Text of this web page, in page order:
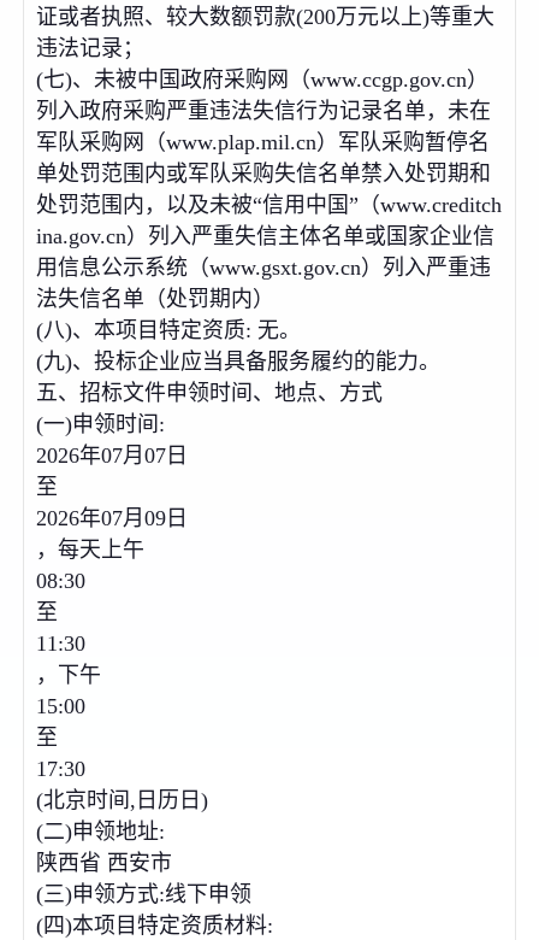
证或者执照、较大数额罚款(200万元以上)等重大
违法记录；
(七)、未被中国政府采购网（www.ccgp.gov.cn）
列入政府采购严重违法失信行为记录名单，未在
军队采购网（www.plap.mil.cn）军队采购暂停名
单处罚范围内或军队采购失信名单禁入处罚期和
处罚范围内，以及未被“信用中国”（www.creditch
ina.gov.cn）列入严重失信主体名单或国家企业信
用信息公示系统（www.gsxt.gov.cn）列入严重违
法失信名单（处罚期内）
(八)、本项目特定资质: 无。
(九)、投标企业应当具备服务履约的能力。
五、招标文件申领时间、地点、方式
(一)申领时间:
2026年07月07日
至
2026年07月09日
，每天上午
08:30
至
11:30
，下午
15:00
至
17:30
(北京时间,日历日)
(二)申领地址:
陕西省 西安市
(三)申领方式:线下申领
(四)本项目特定资质材料: